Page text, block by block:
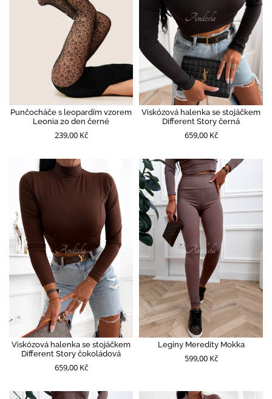
Punčocháče s leopardím vzorem
Leonia 20 den černé
239,00 Kč
Viskózová halenka se stojáčkem
Different Story černá
659,00 Kč
Viskózová halenka se stojáčkem
Different Story čokoládová
659,00 Kč
Legíny Meredity Mokka
599,00 Kč